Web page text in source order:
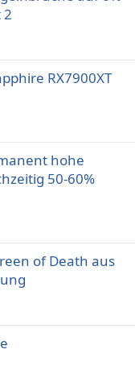
2
RX7900XT
hohe
50-60%
of Death aus